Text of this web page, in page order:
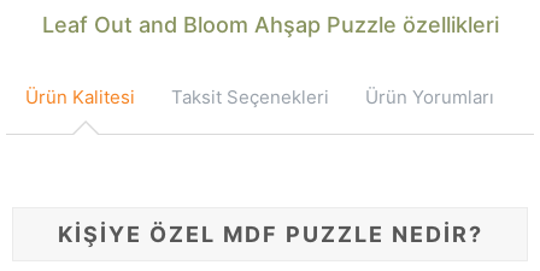
Leaf Out and Bloom Ahşap Puzzle özellikleri
Ürün Kalitesi Taksit Seçenekleri Ürün Yorumları
KİŞİYE ÖZEL MDF PUZZLE NEDİR?